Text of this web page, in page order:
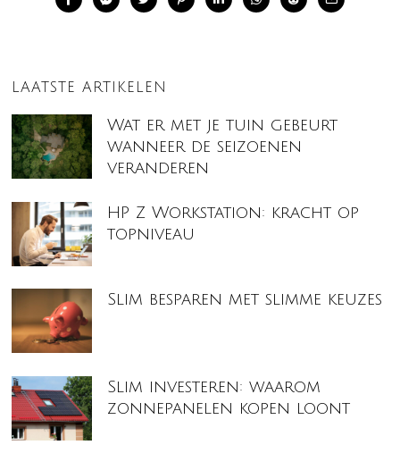
LAATSTE ARTIKELEN
Wat er met je tuin gebeurt
wanneer de seizoenen
veranderen
HP Z Workstation: kracht op
topniveau
Slim besparen met slimme keuzes
Slim investeren: waarom
zonnepanelen kopen loont